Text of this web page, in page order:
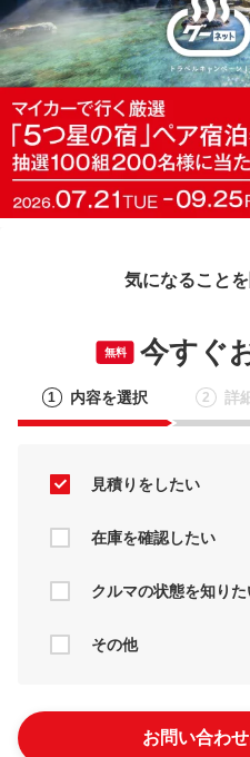
気になること
無料 今すぐ
1 内容を選択 2 詳
見積りをしたい
在庫を確認したい
クルマの状態を知りた
その他
お問い合わ